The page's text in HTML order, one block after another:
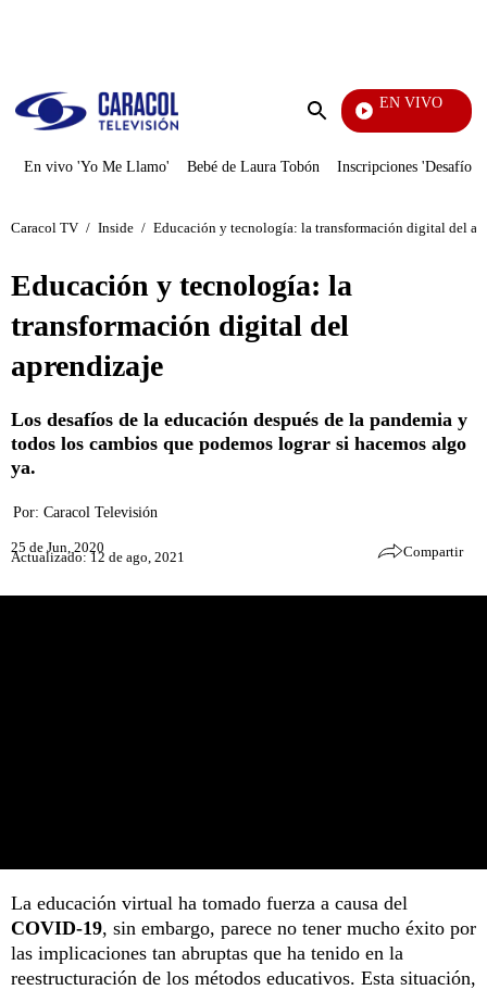
Enviar
EN VIVO
EFÉ
En vivo 'Yo Me Llamo' Bebé de Laura Tobón Inscripciones 'Desafío'
Caracol TV / Inside / Educación y tecnología: la transformación digital del
Educación y tecnología: la
transformación digital del
aprendizaje
Los desafíos de la educación después de la pandemia y
todos los cambios que podemos lograr si hacemos algo
ya.
Por: Caracol Televisión
25 de Jun, 2020
Actualizado: 12 de ago, 2021 Compartir
La educación virtual ha tomado fuerza a causa del
COVID-19, sin embargo, parece no tener mucho éxito por
las implicaciones tan abruptas que ha tenido en la
reestructuración de los métodos educativos. Esta situación,